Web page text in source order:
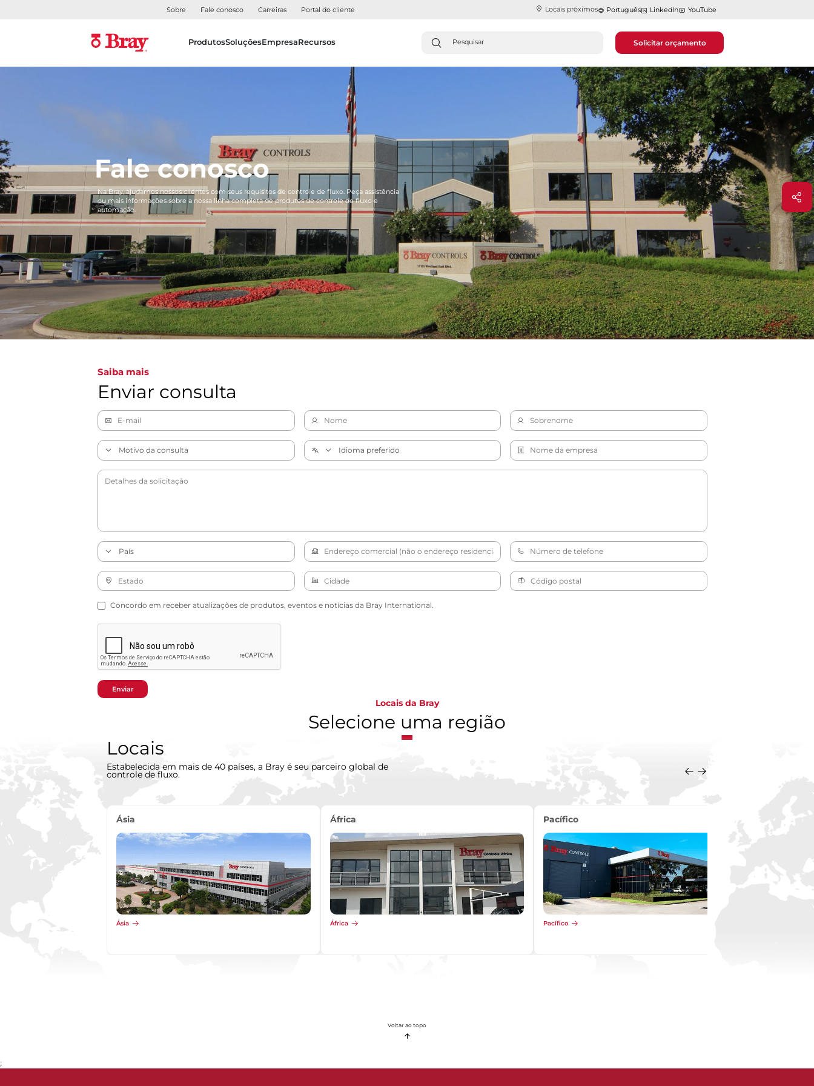
Sobre Fale conosco Carreiras Portal do cliente Locais próximos Português LinkedIn YouTube
ProdutosSoluçõesEmpresaRecursos Solicitar orçamento
Fale conosco
Na Bray, ajudamos nossos clientes com seus requisitos de controle de fluxo. Peça assistência
ou mais informações sobre a nossa linha completa de produtos de controle de fluxo e
automação.
Saiba mais
Enviar consulta
Concordo em receber atualizações de produtos, eventos e notícias da Bray International.
Enviar
Locais da Bray
Selecione uma região
Locais
Estabelecida em mais de 40 países, a Bray é seu parceiro global de
controle de fluxo.
Ásia
Ásia
África
África
Pacífico
Pacífico
Voltar ao topo
;